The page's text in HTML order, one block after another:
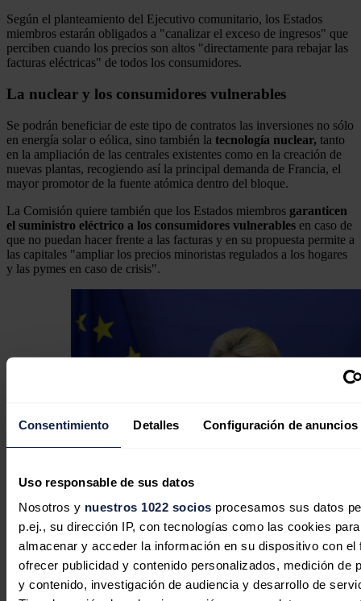
Consentimiento Detalles Configuración de anuncios
Uso responsable de sus datos
Nosotros y nuestros 1022 socios procesamos sus datos
p.ej., su dirección IP, con tecnologías como las cookies para
almacenar y acceder la información en su dispositivo con el
ofrecer publicidad y contenido personalizados, medición de
y contenido, investigación de audiencia y desarrollo de
Según el planteamiento del Ejecutivo comunitario, los Estados
miembros estarán obligados a "canalizar el exceso de ingresos" que
perciben cuando los precios son altos "directamente para rebajar las
facturas eléctricas" de todos los consumidores.
La nuclear y los consumidores vulnerables
Se podrán beneficiar de este tipo de contratos las inversiones no sólo
en energía solar o eólica, sino también la tecnología nuclear, tanto
en la ampliación de las centrales existentes como en la creación de
nuevas plantas, recogiendo así la principal demanda de Francia, el
mayor promotor de la fuente atómica dentro del bloque.
La Comisión quiere también que los Estados miembros garanticen
el suministro eléctrico a los consumidores vulnerables en caso de
que no puedan hacer frente a las facturas y en su propuesta permite a
las capitales "ampliar los precios minoristas regulados a los hogares
y las pymes en caso de crisis".
Von der Leyen: "El objetivo de la reforma es trasladar
el bajo coste de las renovables a los consumidores"